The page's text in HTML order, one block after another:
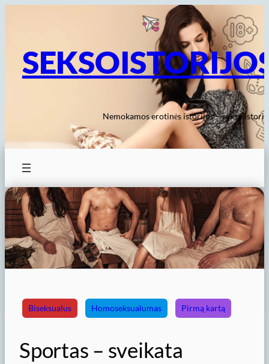
Nemokamos erotinės istorijos – sekso
Biseksualus Homoseksualumas Pirmą kartą
Sportas – sveikata